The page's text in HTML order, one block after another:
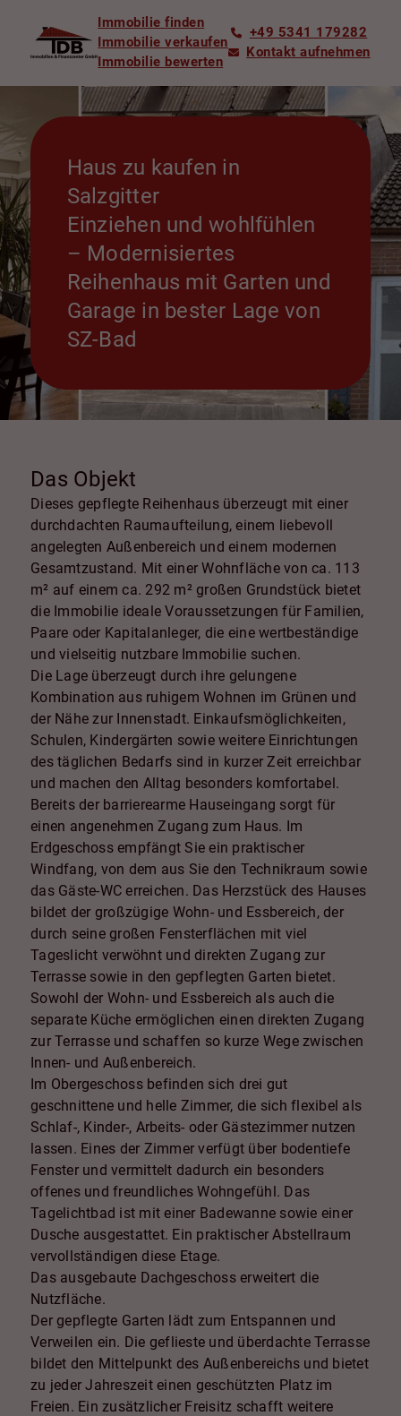
Immobilie finden
Immobilie verkaufen
Immobilie bewerten
+49 5341 179282
Kontakt aufnehmen
Haus zu kaufen in
Salzgitter
Einziehen und wohlfühlen
– Modernisiertes
Reihenhaus mit Garten und
Garage in bester Lage von
SZ-Bad
Das Objekt
Dieses gepflegte Reihenhaus überzeugt mit einer
durchdachten Raumaufteilung, einem liebevoll
angelegten Außenbereich und einem modernen
Gesamtzustand. Mit einer Wohnfläche von ca. 113
m² auf einem ca. 292 m² großen Grundstück bietet
die Immobilie ideale Voraussetzungen für Familien,
Paare oder Kapitalanleger, die eine wertbeständige
und vielseitig nutzbare Immobilie suchen.
Die Lage überzeugt durch ihre gelungene
Kombination aus ruhigem Wohnen im Grünen und
der Nähe zur Innenstadt. Einkaufsmöglichkeiten,
Schulen, Kindergärten sowie weitere Einrichtungen
des täglichen Bedarfs sind in kurzer Zeit erreichbar
und machen den Alltag besonders komfortabel.
Bereits der barrierearme Hauseingang sorgt für
einen angenehmen Zugang zum Haus. Im
Erdgeschoss empfängt Sie ein praktischer
Windfang, von dem aus Sie den Technikraum sowie
das Gäste-WC erreichen. Das Herzstück des Hauses
bildet der großzügige Wohn- und Essbereich, der
durch seine großen Fensterflächen mit viel
Tageslicht verwöhnt und direkten Zugang zur
Terrasse sowie in den gepflegten Garten bietet.
Sowohl der Wohn- und Essbereich als auch die
separate Küche ermöglichen einen direkten Zugang
zur Terrasse und schaffen so kurze Wege zwischen
Innen- und Außenbereich.
Im Obergeschoss befinden sich drei gut
geschnittene und helle Zimmer, die sich flexibel als
Schlaf-, Kinder-, Arbeits- oder Gästezimmer nutzen
lassen. Eines der Zimmer verfügt über bodentiefe
Fenster und vermittelt dadurch ein besonders
offenes und freundliches Wohngefühl. Das
Tagelichtbad ist mit einer Badewanne sowie einer
Dusche ausgestattet. Ein praktischer Abstellraum
vervollständigen diese Etage.
Das ausgebaute Dachgeschoss erweitert die
Nutzfläche.
Der gepflegte Garten lädt zum Entspannen und
Verweilen ein. Die geflieste und überdachte Terrasse
bildet den Mittelpunkt des Außenbereichs und bietet
zu jeder Jahreszeit einen geschützten Platz im
Freien. Ein zusätzlicher Freisitz schafft weitere